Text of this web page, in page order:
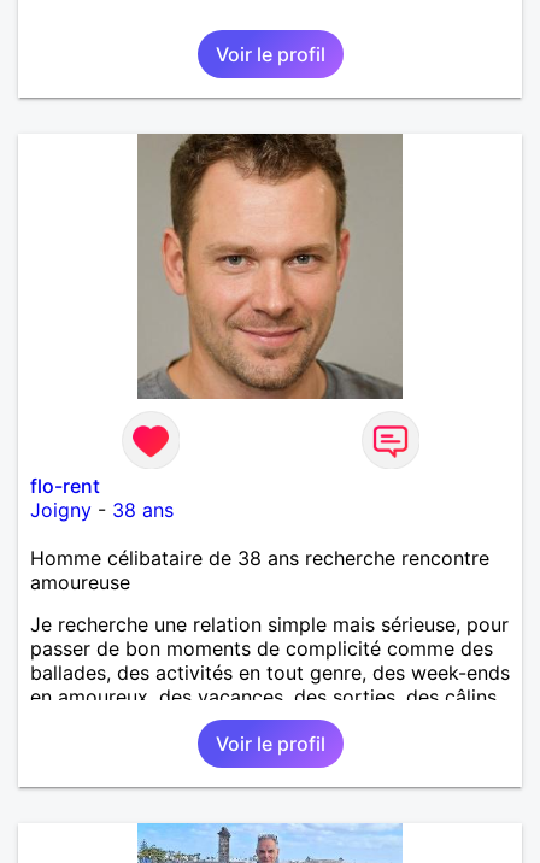
Voir le profil
flo-rent
Joigny - 38 ans
Homme célibataire de 38 ans recherche rencontre
amoureuse
Je recherche une relation simple mais sérieuse, pour
passer de bon moments de complicité comme des
ballades, des activités en tout genre, des week-ends
en amoureux, des vacances, des sorties, des câlins.
Voir le profil